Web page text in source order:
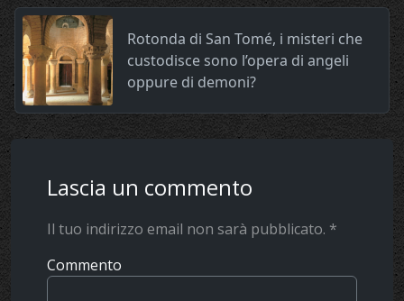
Rotonda di San Tomé, i misteri che
custodisce sono l’opera di angeli
oppure di demoni?
Lascia un commento
Il tuo indirizzo email non sarà pubblicato. *
Commento